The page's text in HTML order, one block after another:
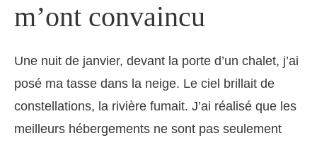
m’ont convaincu
Une nuit de janvier, devant la porte d’un chalet, j’ai
posé ma tasse dans la neige. Le ciel brillait de
constellations, la rivière fumait. J’ai réalisé que les
meilleurs hébergements ne sont pas seulement